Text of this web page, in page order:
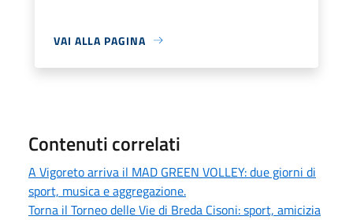
VAI ALLA PAGINA
Contenuti correlati
A Vigoreto arriva il MAD GREEN VOLLEY: due giorni di
sport, musica e aggregazione.
Torna il Torneo delle Vie di Breda Cisoni: sport, amicizia